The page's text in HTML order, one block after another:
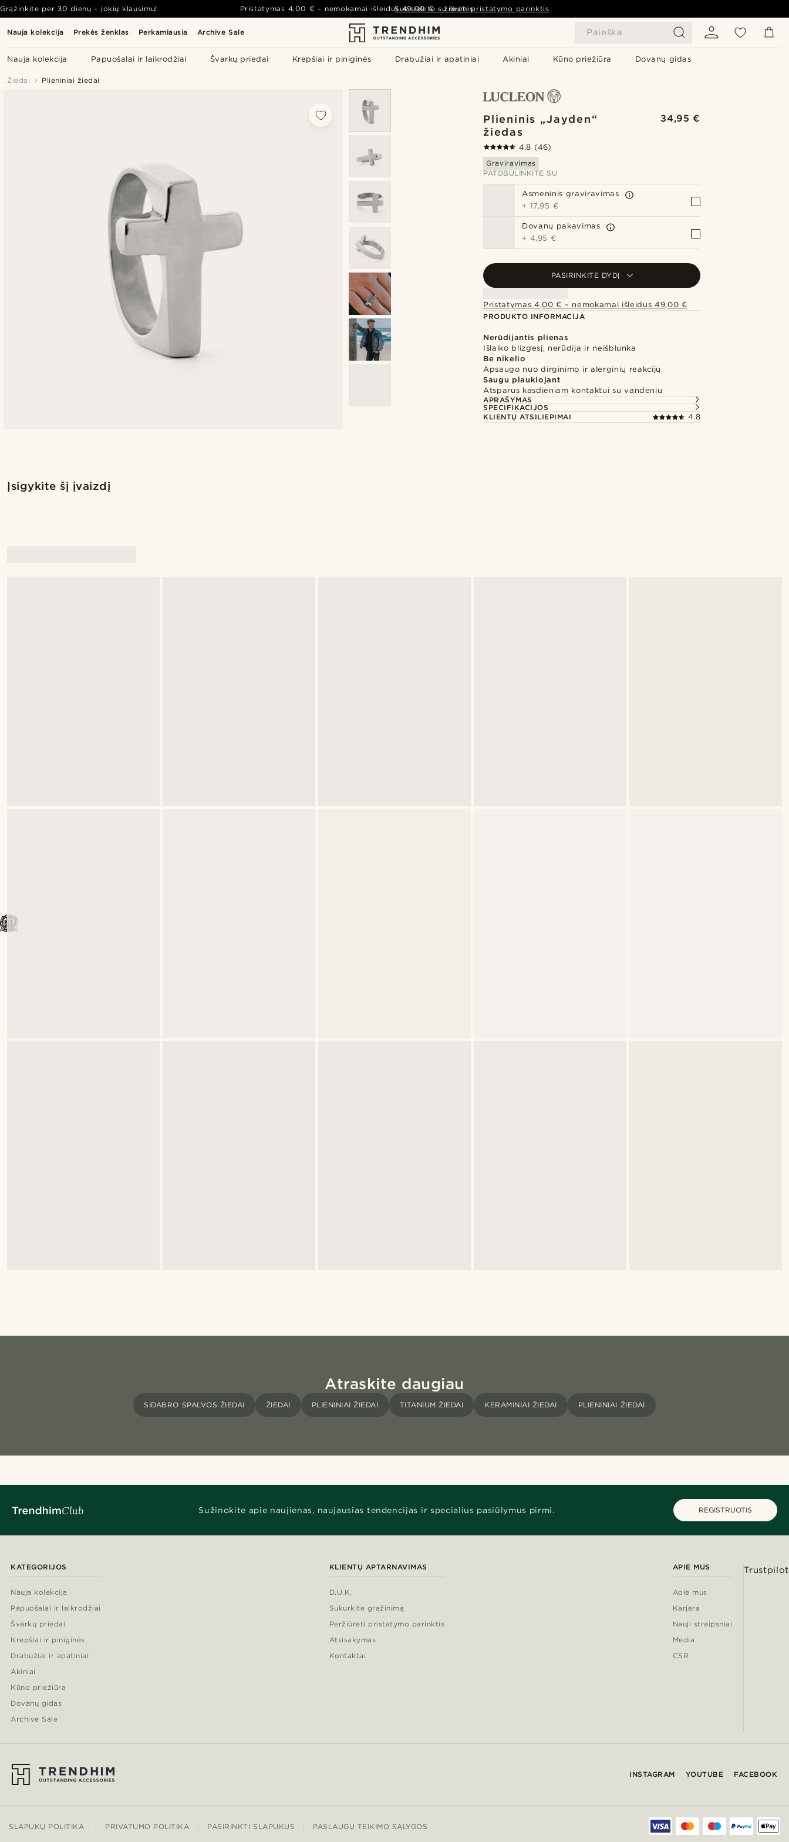
Nauja kolekcija Prekės ženklas Perkamiausia Archive Sale Paieška
Nauja kolekcija Papuošalai ir laikrodžiai Švarkų priedai Krepšiai ir piniginės Drabužiai ir apatiniai Akiniai Kūno priežiūra Dovanų gidas
Grąžinkite per 30 dienų – jokių klausimų! Pristatymas 4,00 € – nemokamai išleidus49,00 € – žiūrėti pristatymo parinktis
Susisiekite su mumis
Žiedai Plieniniai žiedai
Plieninis „Jayden“
žiedas
34,95 €
4.8 (46)
Graviravimas
PATOBULINKITE SU
Asmeninis graviravimas
+ 17,95 €
Dovanų pakavimas
+ 4,95 €
PASIRINKITE DYDĮ
Pristatymas 4,00 € – nemokamai išleidus 49,00 €
PRODUKTO INFORMACIJA
Nerūdijantis plienas
Išlaiko blizgesį, nerūdija ir neišblunka
Be nikelio
Apsaugo nuo dirginimo ir alerginių reakcijų
Saugu plaukiojant
Atsparus kasdieniam kontaktui su vandeniu
APRAŠYMAS
SPECIFIKACIJOS
KLIENTŲ ATSILIEPIMAI
4.8
Įsigykite šį įvaizdį
Atraskite daugiau
SIDABRO SPALVOS ŽIEDAI ŽIEDAI PLIENINIAI ŽIEDAI TITANIUM ŽIEDAI KERAMINIAI ŽIEDAI PLIENINIAI ŽIEDAI
Sužinokite apie naujienas, naujausias tendencijas ir specialius pasiūlymus pirmi. REGISTRUOTIS
KATEGORIJOS
Nauja kolekcija
Papuošalai ir laikrodžiai
Švarkų priedai
Krepšiai ir piniginės
Drabužiai ir apatiniai
Akiniai
Kūno priežiūra
Dovanų gidas
Archive Sale
KLIENTŲ APTARNAVIMAS
D.U.K.
Sukurkite grąžinimą
Peržiūrėti pristatymo parinktis
Atsisakymas
Kontaktai
APIE MUS
Apie mus
Karjera
Nauji straipsniai
Media
CSR
Trustpilot
INSTAGRAM YOUTUBE FACEBOOK
SLAPUKŲ POLITIKA PRIVATUMO POLITIKA PASIRINKTI SLAPUKUS PASLAUGŲ TEIKIMO SĄLYGOS